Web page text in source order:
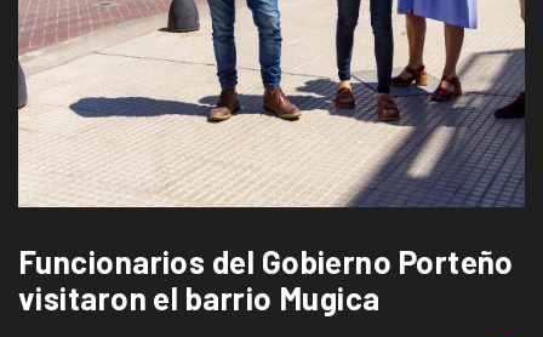
Funcionarios del Gobierno Porteño
visitaron el barrio Mugica